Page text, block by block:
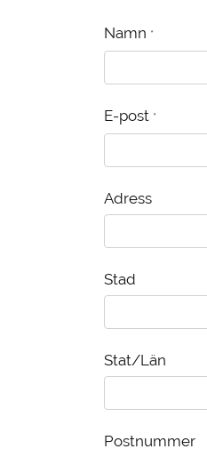
Namn *
E-post *
Adress
Stad
Stat/Län
Postnummer